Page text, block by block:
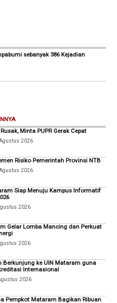
sebanyak 386 Kejadian
Minta PUPR Gerak Cepat
2026
Risiko Pemerintah Provinsi NTB
2026
Siap Menuju Kampus Informatif
2026
Gelar Lomba Mancing dan Perkuat
2026
Berkunjung ke UIN Mataram guna
Internasional
2026
Pempkot Mataram Bagikan Ribuan